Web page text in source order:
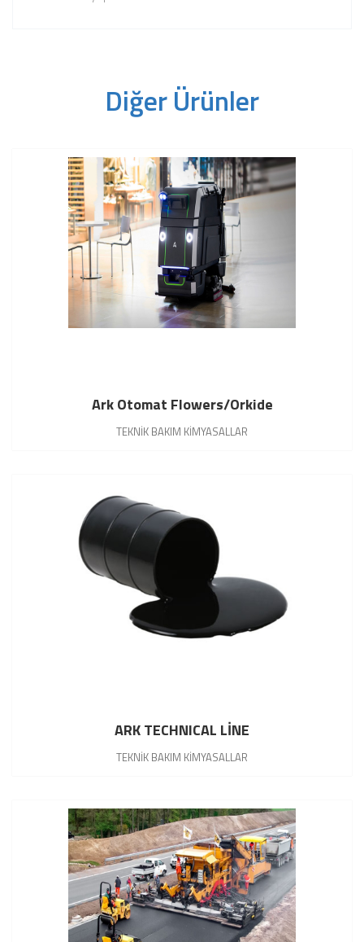
Diğer Ürünler
Ark Otomat Flowers/Orkide
TEKNİK BAKIM KİMYASALLAR
ARK TECHNICAL LİNE
TEKNİK BAKIM KİMYASALLAR